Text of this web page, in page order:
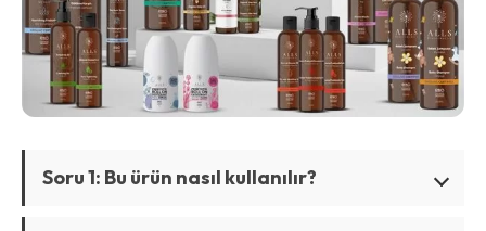
Soru 1: Bu ürün nasıl kullanılır?